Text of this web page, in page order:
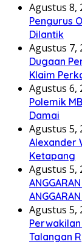
Agustus 8,
Pengurus
Dilantik
Agustus 7,
Dugaan
Klaim
Agustus 6,
Polemik
Damai
Agustus 5,
Alexander
Ketapang
Agustus 5,
Agustus 5,
Talangan